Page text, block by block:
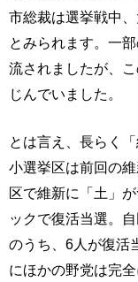
市総裁は選挙戦中
とみられます。一
流されましたが、
じんでいました。
とは言え、長らく
小選挙区は前回の
区で維新に「土」
ックで復活当選。
のうち、6人が復活
にほかの野党は完